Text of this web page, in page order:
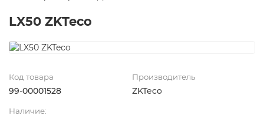
LX50 ZKTeco
Код товара
99-00001528
Производитель
ZKTeco
Наличие: